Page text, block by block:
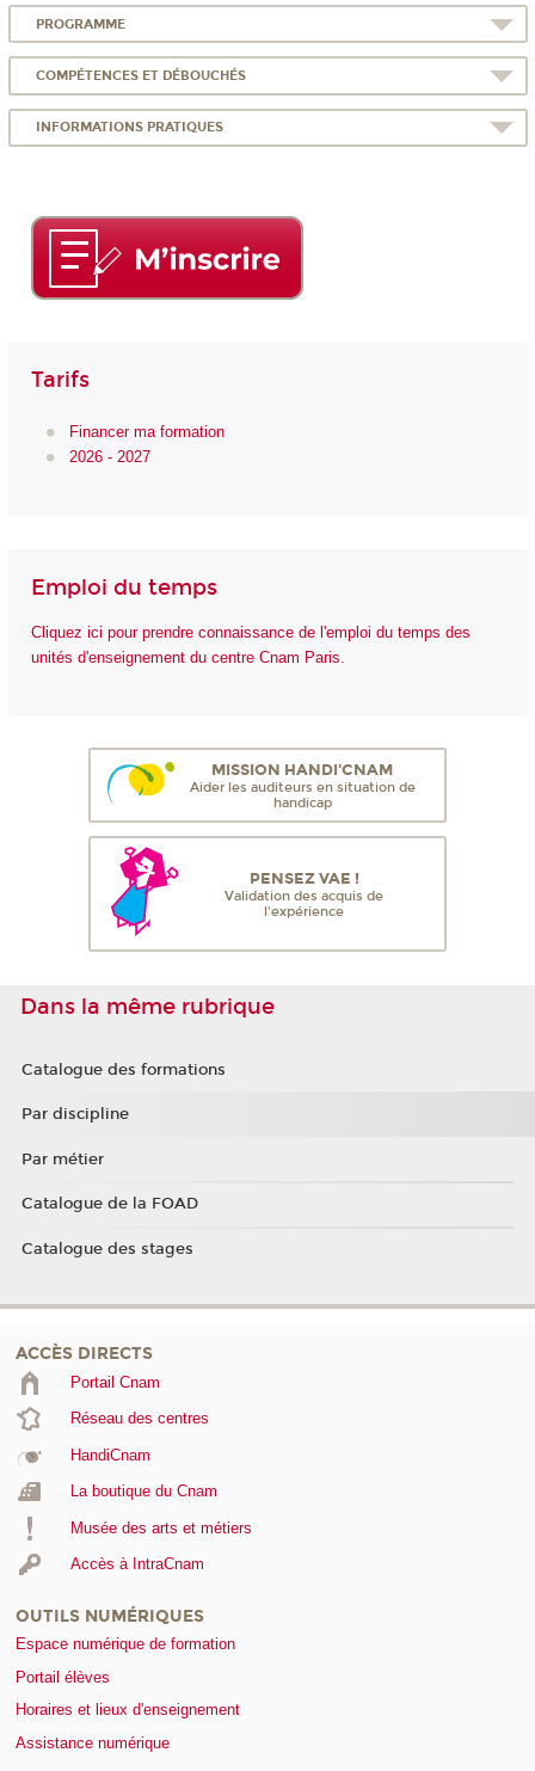
PROGRAMME
COMPÉTENCES ET DÉBOUCHÉS
INFORMATIONS PRATIQUES
Tarifs
Financer ma formation
2026 - 2027
Emploi du temps
Cliquez ici pour prendre connaissance de l'emploi du temps des
unités d'enseignement du centre Cnam Paris.
MISSION HANDI'CNAM
Aider les auditeurs en situation de
handicap
PENSEZ VAE !
Validation des acquis de
l'expérience
Dans la même rubrique
Catalogue des formations
Par discipline
Par métier
Catalogue de la FOAD
Catalogue des stages
ACCÈS DIRECTS
Portail Cnam
Réseau des centres
HandiCnam
La boutique du Cnam
Musée des arts et métiers
Accès à IntraCnam
OUTILS NUMÉRIQUES
Espace numérique de formation
Portail élèves
Horaires et lieux d'enseignement
Assistance numérique